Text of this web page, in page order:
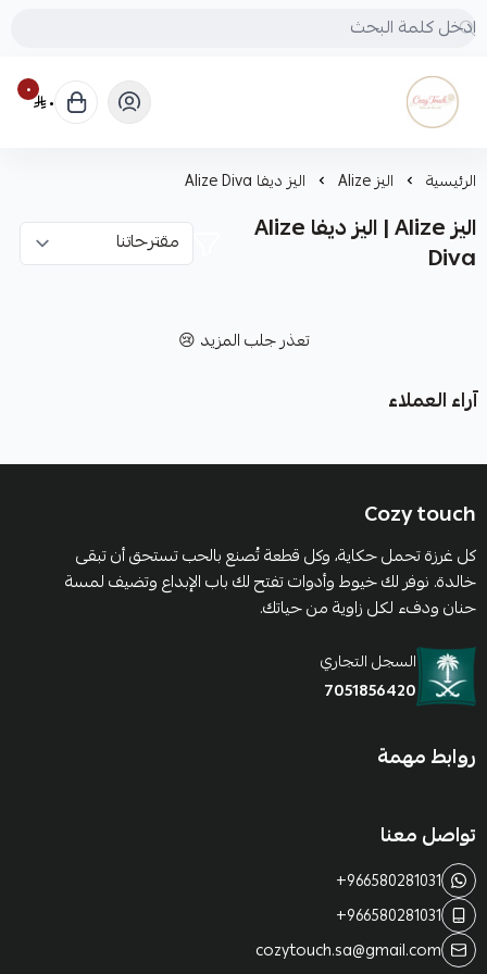
Cozy touch
٠ ٠
الرئيسية اليز Alize اليز ديفا Alize Diva
اليز Alize | اليز ديفا Alize
Diva
تعذر جلب المزيد 😢
آراء العملاء
Cozy touch
كل غرزة تحمل حكاية، وكل قطعة تُصنع بالحب تستحق أن تبقى
خالدة. نوفر لك خيوط وأدوات تفتح لك باب الإبداع وتضيف لمسة
حنان ودفء لكل زاوية من حياتك.
السجل التجاري
7051856420
روابط مهمة
تواصل معنا
+966580281031
+966580281031
cozytouch.sa@gmail.com